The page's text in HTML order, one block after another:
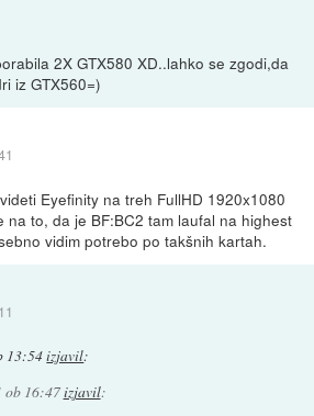
2X GTX580 XD..lahko se zgodi,da
iz GTX560=)
Eyefinity na treh FullHD 1920x1080
na to, da je BF:BC2 tam laufal na highest
vidim potrebo po takšnih kartah.
13:54izjavil:
ob 16:47izjavil: